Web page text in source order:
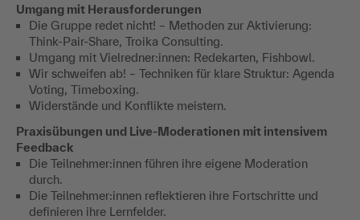
Umgang mit Herausforderungen
Die Gruppe redet nicht! – Methoden zur Aktivierung:
Think-Pair-Share, Troika Consulting.
Umgang mit Vielredner:innen: Redekarten, Fishbowl.
Wir schweifen ab! – Techniken für klare Struktur: Agenda
Voting, Timeboxing.
Widerstände und Konflikte meistern.
Praxisübungen und Live-Moderationen mit intensivem
Feedback
Die Teilnehmer:innen führen ihre eigene Moderation
durch.
Die Teilnehmer:innen reflektieren ihre Fortschritte und
definieren ihre Lernfelder.